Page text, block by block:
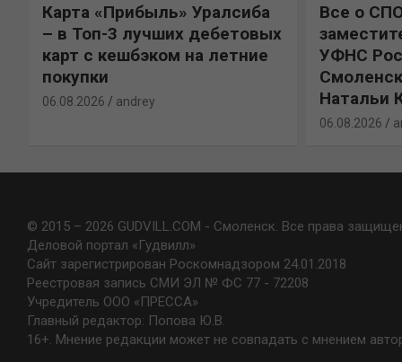
Карта «Прибыль» Уралсиба
– в Топ-3 лучших дебетовых
карт с кешбэком на летние
покупки
06.08.2026 andrey
Все о
УФНС
Натальи
06.08.2026
© 2015 – 2026 GUDVILL.COM - Смоленск. Все права
Деловой портал «Гудвилл»
Сайт зарегистрирован Роскомнадзором 24.01.2018
Реестровая запись СМИ ЭЛ № ФС 77 - 72208
Учредитель ООО «ПРЕССА»
Главный редактор: Попова Ю.В.
16+. Мнение редакции может не совпадать с мнением